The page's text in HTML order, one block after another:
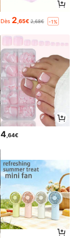
Dès 2 ,65€ 2,68€ -1%
4,64€